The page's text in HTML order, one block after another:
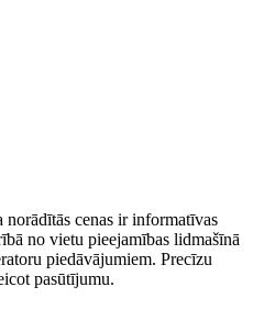
cenas ir ​informatīvas
​no ​vietu pieejamības lidmašīnā
piedāvājumiem. Precīzu
pasūtījumu.